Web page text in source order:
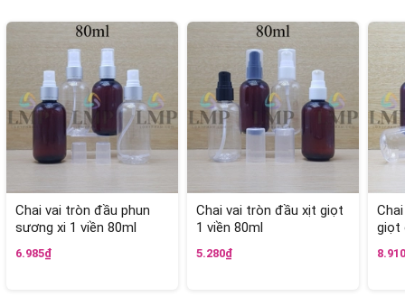
Chai vai tròn đầu phun
sương xi 1 viền 80ml
6.985₫
Chai vai tròn đầu xịt giọt
1 viền 80ml
5.280₫
giọt